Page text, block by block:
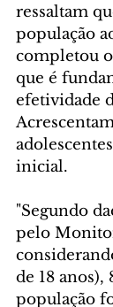
ressaltam
população
completou
que é
efetividade
inicial.
"Segundo
pelo
de 18 anos),
população